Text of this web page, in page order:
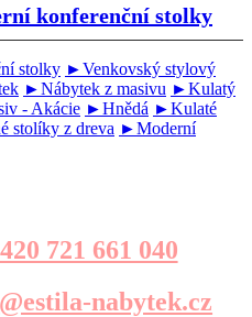
konferenční stolky
stolky ►Venkovský stylový
►Nábytek z masivu ►Kulatý
- Akácie ►Hnědá ►Kulaté
stolíky z dreva ►Moderní
721 661 040
nabytek.cz